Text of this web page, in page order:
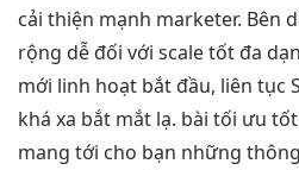
cải thiện mạnh marketer. Bên
rộng dễ đối với scale tốt đa
mới linh hoạt bắt đầu, liên tục
khá xa bắt mắt lạ. bài tối ưu tốt
mang tới cho bạn những